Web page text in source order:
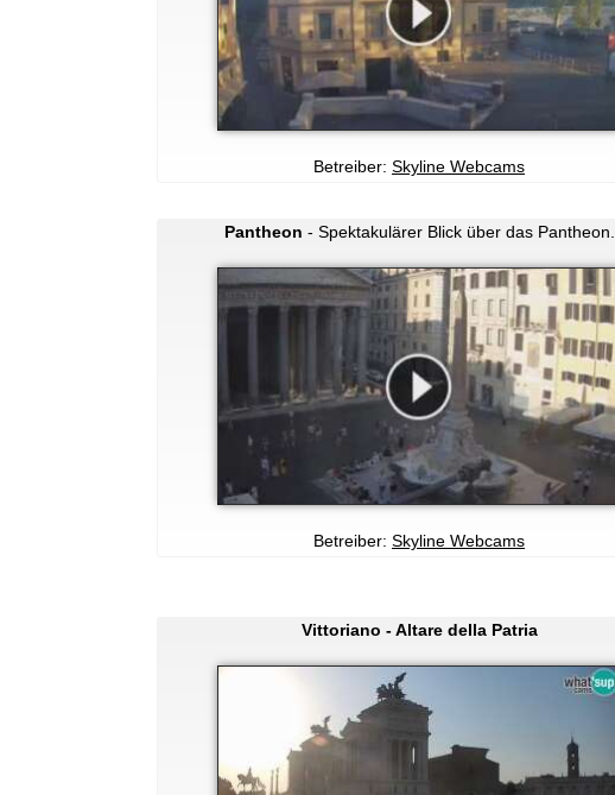
Betreiber: Skyline Webcams
Pantheon - Spektakulärer Blick über das Pantheon.
Betreiber: Skyline Webcams
Vittoriano - Altare della Patria